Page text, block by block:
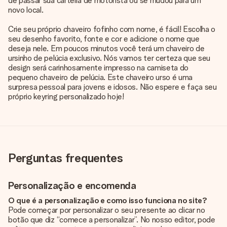
novo local.
Crie seu próprio chaveiro fofinho com nome, é fácil! Escolha o
seu desenho favorito, fonte e cor e adicione o nome que
deseja nele. Em poucos minutos você terá um chaveiro de
ursinho de pelúcia exclusivo. Nós vamos ter certeza que seu
design será carinhosamente impresso na camiseta do
pequeno chaveiro de pelúcia. Este chaveiro urso é uma
surpresa pessoal para jovens e idosos. Não espere e faça seu
próprio keyring personalizado hoje!
Perguntas frequentes
Personalização e encomenda
O que é a personalização e como isso funciona no site?
Pode começar por personalizar o seu presente ao clicar no
botão que diz “comece a personalizar”. No nosso editor, pode